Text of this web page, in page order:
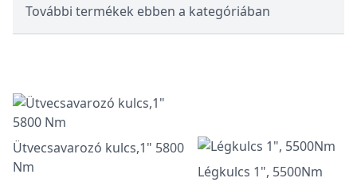
További termékek ebben a kategóriában
Ütvecsavarozó kulcs,1" 5800
Nm
Légkulcs 1", 5500Nm